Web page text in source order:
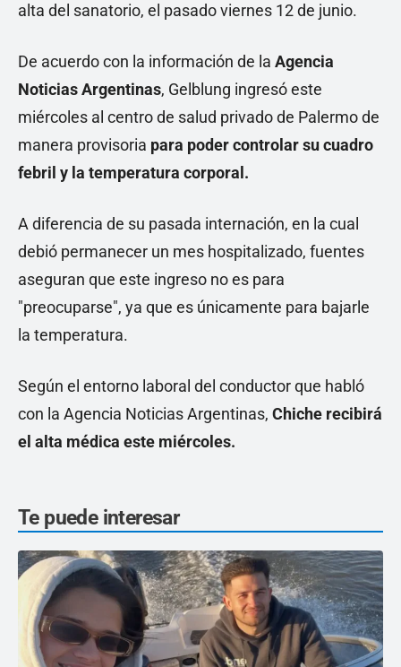
alta del sanatorio, el pasado viernes 12 de junio.
De acuerdo con la información de la Agencia
Noticias Argentinas, Gelblung ingresó este
miércoles al centro de salud privado de Palermo de
manera provisoria para poder controlar su cuadro
febril y la temperatura corporal.
A diferencia de su pasada internación, en la cual
debió permanecer un mes hospitalizado, fuentes
aseguran que este ingreso no es para
"preocuparse", ya que es únicamente para bajarle
la temperatura.
Según el entorno laboral del conductor que habló
con la Agencia Noticias Argentinas, Chiche recibirá
el alta médica este miércoles.
Te puede interesar